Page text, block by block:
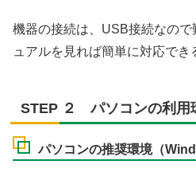
機器の接続は、USB接続なの
ュアルを見れば簡単に対応でき
STEP ２ パソコンの利用
パソコンの推奨環境（